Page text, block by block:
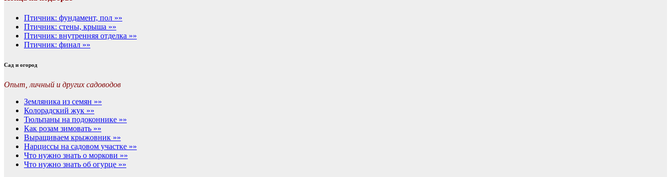
Птичник: фундамент, пол »»
Птичник: стены, крыша »»
Птичник: внутренняя отделка »»
Птичник: финал »»
Сад и огород
Опыт, личный и других садоводов
Земляника из семян »»
Колорадский жук »»
Тюльпаны на подоконнике »»
Как розам зимовать »»
Выращиваем крыжовник »»
Нарциссы на садовом участке »»
Что нужно знать о моркови »»
Что нужно знать об огурце »»